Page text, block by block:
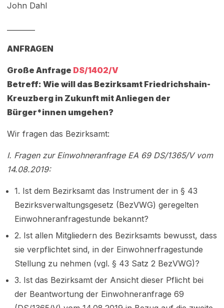
John Dahl
ANFRAGEN
Große Anfrage DS/1402/V
Betreff: Wie will das Bezirksamt Friedrichshain-
Kreuzberg in Zukunft mit Anliegen der
Bürger*innen umgehen?
Wir fragen das Bezirksamt:
I. Fragen zur Einwohneranfrage EA 69 DS/1365/V vom
14.08.2019:
1. Ist dem Bezirksamt das Instrument der in § 43
Bezirksverwaltungsgesetz (BezVWG) geregelten
Einwohneranfragestunde bekannt?
2. Ist allen Mitgliedern des Bezirksamts bewusst, dass
sie verpflichtet sind, in der Einwohnerfragestunde
Stellung zu nehmen (vgl. § 43 Satz 2 BezVWG)?
3. Ist das Bezirksamt der Ansicht dieser Pflicht bei
der Beantwortung der Einwohneranfrage 69